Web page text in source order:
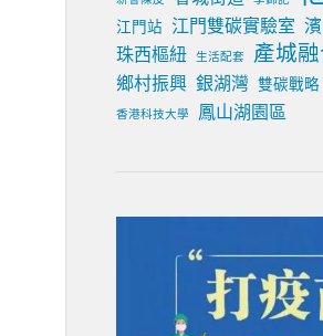
江門站 江門雙碳實驗室
珠西樞紐
生活配套 產城
鄉村振興 銀湖灣 雙碳戰略
香港科技大學
鳳山湖園區